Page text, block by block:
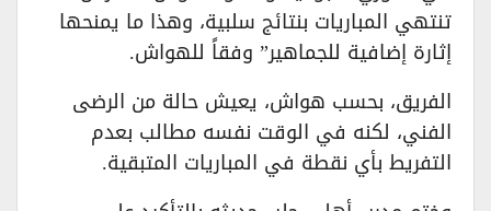
تنتهي المباريات بنتائج سلبية، وهذا ما يمنحها
إثارة إضافية للجماهير” وفقاً للهواش.
الفريق، بحسب هواش، يعيش حالة من الرضى
الفني، لكنه في الوقت نفسه مطالب بعدم
التفريط بأي نقطة في المباريات المتبقية.